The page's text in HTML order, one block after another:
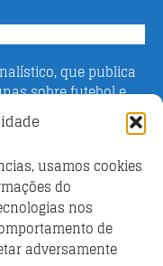
usamos cookies
do
nos
de
adversamente
que publica
sobre futebol e
pelo jornalista
informar o